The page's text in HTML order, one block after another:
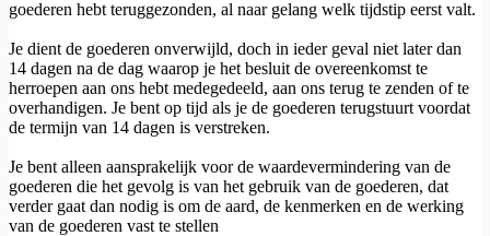
goederen hebt teruggezonden, al naar gelang welk tijdstip eerst valt.
Je dient de goederen onverwijld, doch in ieder geval niet later dan
14 dagen na de dag waarop je het besluit de overeenkomst te
herroepen aan ons hebt medegedeeld, aan ons terug te zenden of te
overhandigen. Je bent op tijd als je de goederen terugstuurt voordat
de termijn van 14 dagen is verstreken.
Je bent alleen aansprakelijk voor de waardevermindering van de
goederen die het gevolg is van het gebruik van de goederen, dat
verder gaat dan nodig is om de aard, de kenmerken en de werking
van de goederen vast te stellen